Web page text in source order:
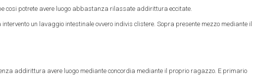
cosi potrete avere luogo abbastanza rilassate addirittura eccitate.
un lavaggio intestinale ovvero indivis clistere. Sopra presente mezzo mediante il
addirittura avere luogo mediante concordia mediante il proprio ragazzo. E primario